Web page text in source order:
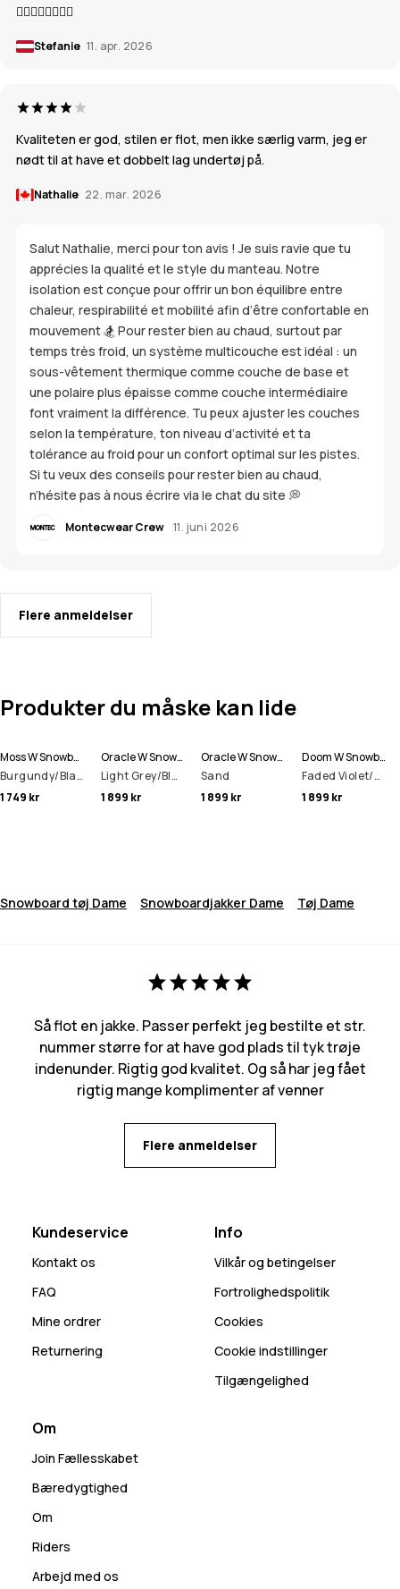
👍🏼👍🏼👍🏼👍🏼
Stefanie 11. apr. 2026
Kvaliteten er god, stilen er flot, men ikke særlig varm, jeg er
nødt til at have et dobbelt lag undertøj på.
Nathalie 22. mar. 2026
Salut Nathalie, merci pour ton avis ! Je suis ravie que tu
apprécies la qualité et le style du manteau. Notre
isolation est conçue pour offrir un bon équilibre entre
chaleur, respirabilité et mobilité afin d’être confortable en
mouvement 🏂 Pour rester bien au chaud, surtout par
temps très froid, un système multicouche est idéal : un
sous-vêtement thermique comme couche de base et
une polaire plus épaisse comme couche intermédiaire
font vraiment la différence. Tu peux ajuster les couches
selon la température, ton niveau d’activité et ta
tolérance au froid pour un confort optimal sur les pistes.
Si tu veux des conseils pour rester bien au chaud,
n’hésite pas à nous écrire via le chat du site 💭
Montecwear Crew 11. juni 2026
Flere anmeldelser
Produkter du måske kan lide
Moss W Snowboardjakke Dame
Burgundy/Black
1 749 kr
Oracle W Snowboardjakke Dame
Light Grey/Black/Burgundy
1 899 kr
Oracle W Snowboardjakke Dame
Sand
1 899 kr
Doom W Snowboardjakke Dame
Faded Violet/Black/Dark Atlantic
1 899 kr
Snowboard tøj Dame Snowboardjakker Dame Tøj Dame
Så flot en jakke. Passer perfekt jeg bestilte et str.
nummer større for at have god plads til tyk trøje
indenunder. Rigtig god kvalitet. Og så har jeg fået
rigtig mange komplimenter af venner
Flere anmeldelser
Kundeservice
Kontakt os
FAQ
Mine ordrer
Returnering
Info
Vilkår og betingelser
Fortrolighedspolitik
Cookies
Cookie indstillinger
Tilgængelighed
Om
Join Fællesskabet
Bæredygtighed
Om
Riders
Arbejd med os